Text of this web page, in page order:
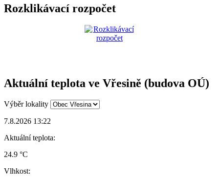
Rozklikávací rozpočet
Aktuální teplota ve Vřesině (budova OÚ)
Výběr lokality
7.8.2026 13:22
Aktuální teplota:
24.9 °C
Vlhkost: